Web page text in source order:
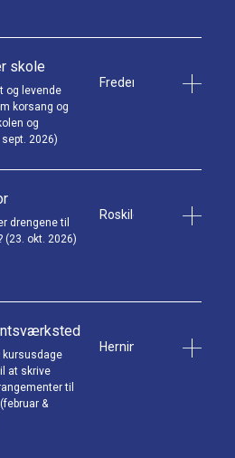
skole
og levende
korsang og
og
2026)
Fredericia
drengene til
(23. okt. 2026)
Roskilde
kursusdage
at skrive
til
&
Herning